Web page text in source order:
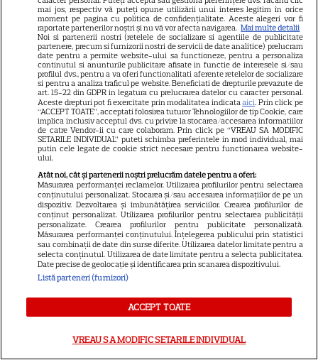
plecat din „Anatomia lui Grey”.
Discuția cu Shonda Rhimes
care a schimbat totul pentru
Cristina Yang
ARTICOLE PARTENERI
Horoscop Urania | Previziuni
astrologice pentru perioada 1 –
7 august 2026. Venus va intra
în zodia Balanței
Ulei de perilla – ce este și ce
mai jos, respectiv vă puteți opune utilizării unui interes legitim în orice
moment pe pagina cu politica de confidențialitate. Aceste alegeri vor fi
raportate partenerilor noștri și nu vă vor afecta navigarea. Mai multe detalii
Noi si partenerii nostri (retelele de socializare si agentiile de publicitate
partenere, precum si furnizorii nostri de servicii de date analitice) prelucram
date pentru a permite website-ului sa functioneze, pentru a personaliza
continutul si anunturile publicitare afisate in functie de interesele si/sau
profilul dvs., pentru a va oferi functionalitati aferente retelelor de socializare
si pentru a analiza traficul pe website. Beneficiati de drepturile prevazute de
art. 15-22 din GDPR in legatura cu prelucrarea datelor cu caracter personal.
Aceste drepturi pot fi exercitate prin modalitatea indicataaici. Prin click pe
“ACCEPT TOATE”, acceptati folosirea tuturor Tehnologiilor de tip Cookie, care
implica inclusiv acceptul dvs. cu privire la stocarea/accesarea informatiilor
de catre Vendor-ii cu care colaboram. Prin click pe “VREAU SA MODIFIC
SETARILE INDIVIDUAL” puteti schimba preferintele in mod individual, mai
putin cele legate de cookie strict necesare pentru functionarea website-
ului.
Atât noi, cât și partenerii noștri prelucrăm datele pentru a oferi:
Măsurarea performanței reclamelor. Utilizarea profilurilor pentru selectarea
conținutului personalizat. Stocarea și/sau accesarea informațiilor de pe un
dispozitiv. Dezvoltarea și îmbunătățirea serviciilor. Crearea profilurilor de
conținut personalizat. Utilizarea profilurilor pentru selectarea publicității
personalizate. Crearea profilurilor pentru publicitate personalizată.
Măsurarea performanței conținutului. Înțelegerea publicului prin statistici
sau combinații de date din surse diferite. Utilizarea datelor limitate pentru a
selecta conținutul. Utilizarea de date limitate pentru a selecta publicitatea.
Date precise de geolocație și identificarea prin scanarea dispozitivului.
Listă parteneri (furnizori)
ACCEPT TOATE
VREAU SA MODIFIC SETARILE INDIVIDUAL